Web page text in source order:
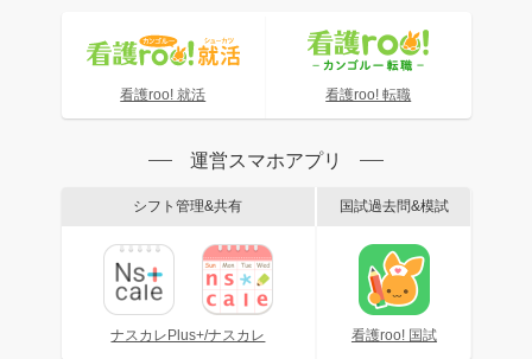
看護roo! 就活 看護roo! 転職
運営スマホアプリ
シフト管理&共有
ナスカレPlus+/ナスカレ
国試過去問&模試
看護roo! 国試